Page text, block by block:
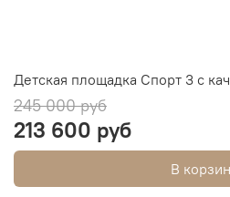
Детская площадка Спорт 3 с
245 000 руб
213 600 руб
В